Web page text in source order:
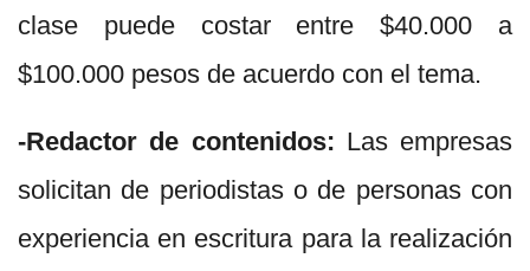
clase puede costar entre $40.000 a
$100.000 pesos de acuerdo con el tema.
-Redactor de contenidos: Las empresas
solicitan de periodistas o de personas con
experiencia en escritura para la realización